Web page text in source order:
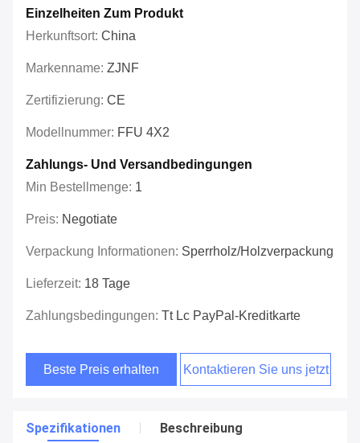
Einzelheiten Zum Produkt
Herkunftsort: China
Markenname: ZJNF
Zertifizierung: CE
Modellnummer: FFU 4X2
Zahlungs- Und Versandbedingungen
Min Bestellmenge: 1
Preis: Negotiate
Verpackung Informationen: Sperrholz/Holzverpackung
Lieferzeit: 18 Tage
Zahlungsbedingungen: Tt Lc PayPal-Kreditkarte
Beste Preis erhalten Kontaktieren Sie uns jetzt
Spezifikationen Beschreibung